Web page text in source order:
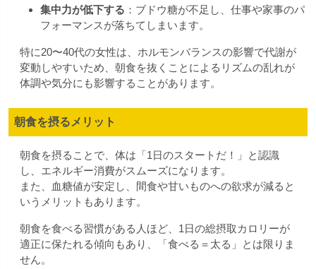
集中力が低下する ：ブドウ糖が不足し、仕事や家事のパ
フォーマンスが落ちてしまいます。
特に20〜40代の女性は、ホルモンバランスの影響で代謝が
変動しやすいため、朝食を抜くことによるリズムの乱れが
体調や気分にも影響することがあります。
朝食を摂るメリット
朝食を摂ることで、体は「1日のスタートだ！」と認識
し、エネルギー消費がスムーズになります。
また、血糖値が安定し、間食や甘いものへの欲求が減ると
いうメリットもあります。
朝食を食べる習慣がある人ほど、1日の総摂取カロリーが
適正に保たれる傾向もあり、「食べる＝太る」とは限りま
せん。